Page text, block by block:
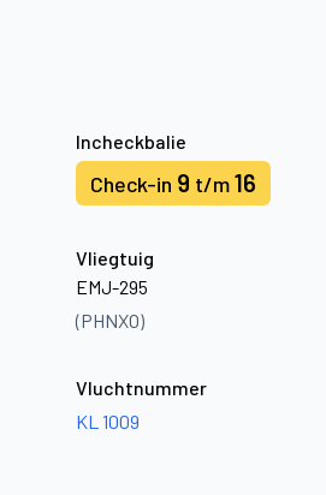
Incheckbalie
Check-in 9 t/m16
Vliegtuig
EMJ-295
(PHNXO)
Vluchtnummer
KL 1009